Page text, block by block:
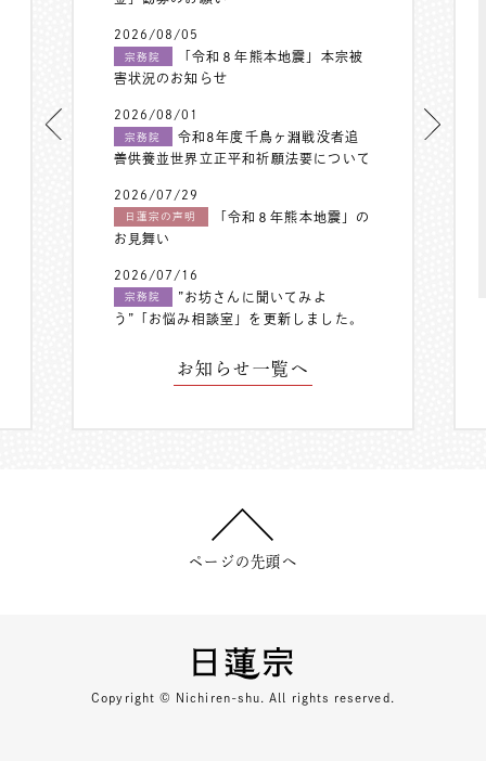
2026/08/05
宗務院
「令和８年熊本地震」本宗被
害状況のお知らせ
2026/08/01
宗務院
令和8年度千鳥ヶ淵戦没者追
善供養並世界立正平和祈願法要について
2026/07/29
日蓮宗の声明
「令和８年熊本地震」の
お見舞い
2026/07/16
宗務院
”お坊さんに聞いてみよ
う”「お悩み相談室」を更新しました。
お知らせ一覧へ
ページの先頭へ
Copyright © Nichiren-shu. All rights reserved.